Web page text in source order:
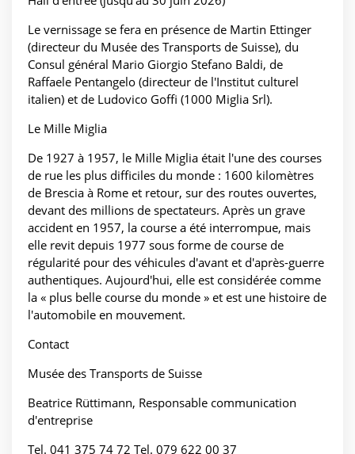
Le vernissage se fera en présence de Martin Ettinger
(directeur du Musée des Transports de Suisse), du
Consul général Mario Giorgio Stefano Baldi, de
Raffaele Pentangelo (directeur de l'Institut culturel
italien) et de Ludovico Goffi (1000 Miglia Srl).
Le Mille Miglia
De 1927 à 1957, le Mille Miglia était l'une des courses
de rue les plus difficiles du monde : 1600 kilomètres
de Brescia à Rome et retour, sur des routes ouvertes,
devant des millions de spectateurs. Après un grave
accident en 1957, la course a été interrompue, mais
elle revit depuis 1977 sous forme de course de
régularité pour des véhicules d'avant et d'après-guerre
authentiques. Aujourd'hui, elle est considérée comme
la « plus belle course du monde » et est une histoire de
l'automobile en mouvement.
Contact
Musée des Transports de Suisse
Beatrice Rüttimann, Responsable communication
d'entreprise
Tel. 041 375 74 72 Tel. 079 622 00 37